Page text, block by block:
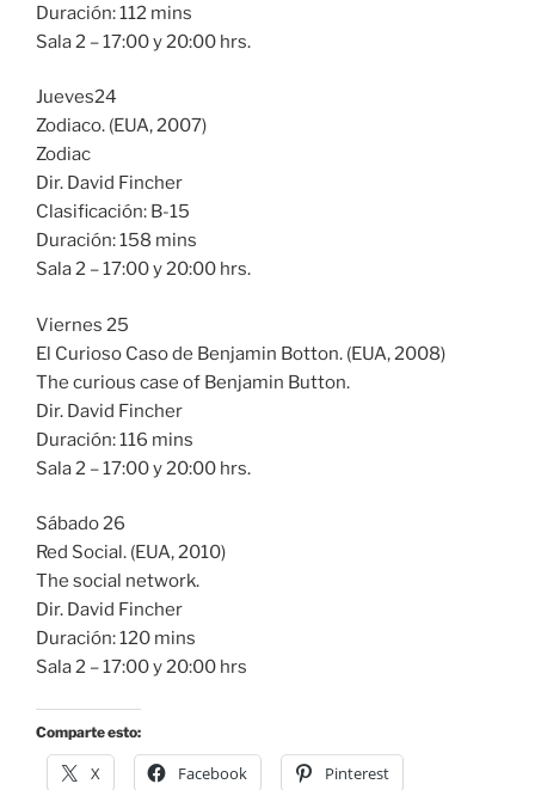
Duración: 112 mins
Sala 2 – 17:00 y 20:00 hrs.
Jueves24
Zodiaco. (EUA, 2007)
Zodiac
Dir. David Fincher
Clasificación: B-15
Duración: 158 mins
Sala 2 – 17:00 y 20:00 hrs.
Viernes 25
El Curioso Caso de Benjamin Botton. (EUA, 2008)
The curious case of Benjamin Button.
Dir. David Fincher
Duración: 116 mins
Sala 2 – 17:00 y 20:00 hrs.
Sábado 26
Red Social. (EUA, 2010)
The social network.
Dir. David Fincher
Duración: 120 mins
Sala 2 – 17:00 y 20:00 hrs
Comparte esto:
X Facebook Pinterest